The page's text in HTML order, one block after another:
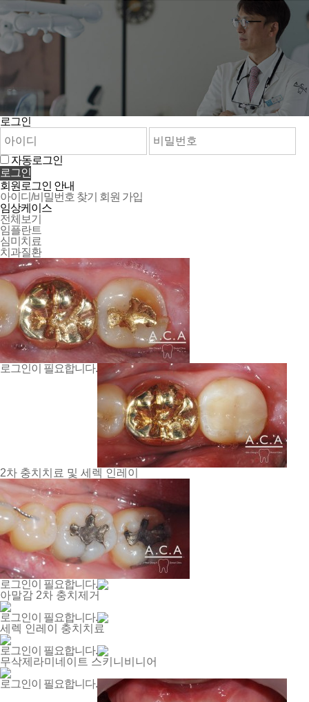
로그인
자동로그인
로그인
회원로그인 안내
아이디/비밀번호 찾기 회원 가입
임상케이스
전체보기
임플란트
심미치료
치과질환
로그인이 필요합니다.
2차 충치치료 및 세렉 인레이
로그인이 필요합니다.
아말감 2차 충치제거
로그인이 필요합니다.
세렉 인레이 충치치료
로그인이 필요합니다.
무삭제라미네이트 스키니비니어
로그인이 필요합니다.